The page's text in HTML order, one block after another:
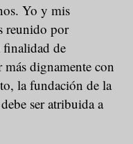
Yo y mis
reunido por
de
dignamente con
la fundación de la
ser atribuida a